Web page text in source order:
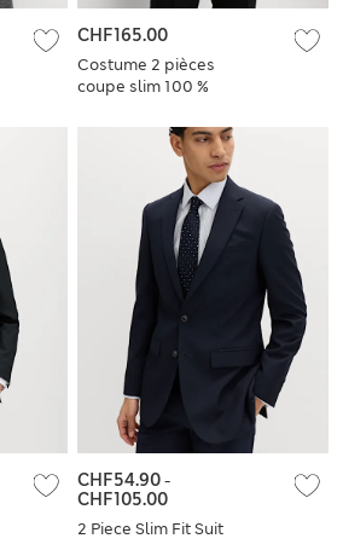
Costume 2 pièces
coupe slim 100 %
CHF165.00
2 Piece Slim Fit Suit
CHF54.90-
CHF105.00